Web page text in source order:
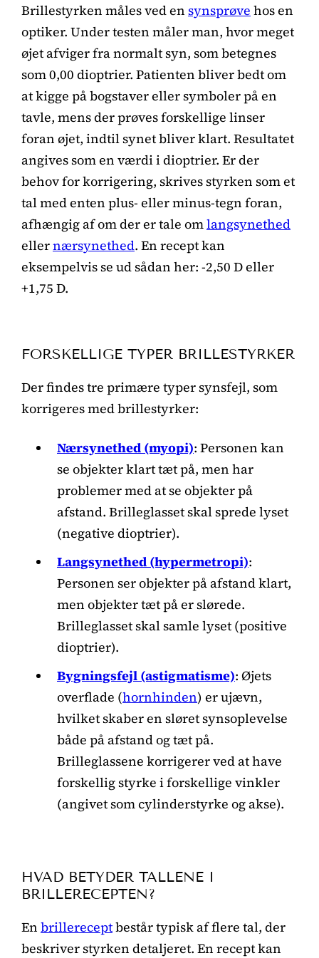
Brillestyrken måles ved en synsprøve hos en
optiker. Under testen måler man, hvor meget
øjet afviger fra normalt syn, som betegnes
som 0,00 dioptrier. Patienten bliver bedt om
at kigge på bogstaver eller symboler på en
tavle, mens der prøves forskellige linser
foran øjet, indtil synet bliver klart. Resultatet
angives som en værdi i dioptrier. Er der
behov for korrigering, skrives styrken som et
tal med enten plus- eller minus-tegn foran,
afhængig af om der er tale omlangsynethed
ellernærsynethed. En recept kan
eksempelvis se ud sådan her: -2,50 D eller
+1,75 D.
FORSKELLIGE TYPER BRILLESTYRKER
Der findes tre primære typer synsfejl, som
korrigeres med brillestyrker:
Nærsynethed (myopi): Personen kan
se objekter klart tæt på, men har
problemer med at se objekter på
afstand. Brilleglasset skal sprede lyset
(negative dioptrier).
Langsynethed (hypermetropi):
Personen ser objekter på afstand klart,
men objekter tæt på er slørede.
Brilleglasset skal samle lyset (positive
dioptrier).
Bygningsfejl (astigmatisme): Øjets
overflade (hornhinden) er ujævn,
hvilket skaber en sløret synsoplevelse
både på afstand og tæt på.
Brilleglassene korrigerer ved at have
forskellig styrke i forskellige vinkler
(angivet som cylinderstyrke og akse).
HVAD BETYDER TALLENE I
BRILLERECEPTEN?
En brillereceptbestår typisk af flere tal, der
beskriver styrken detaljeret. En recept kan